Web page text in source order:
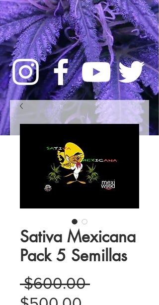
Sativa Mexicana
Pack 5 Semillas
$600.00 Precio